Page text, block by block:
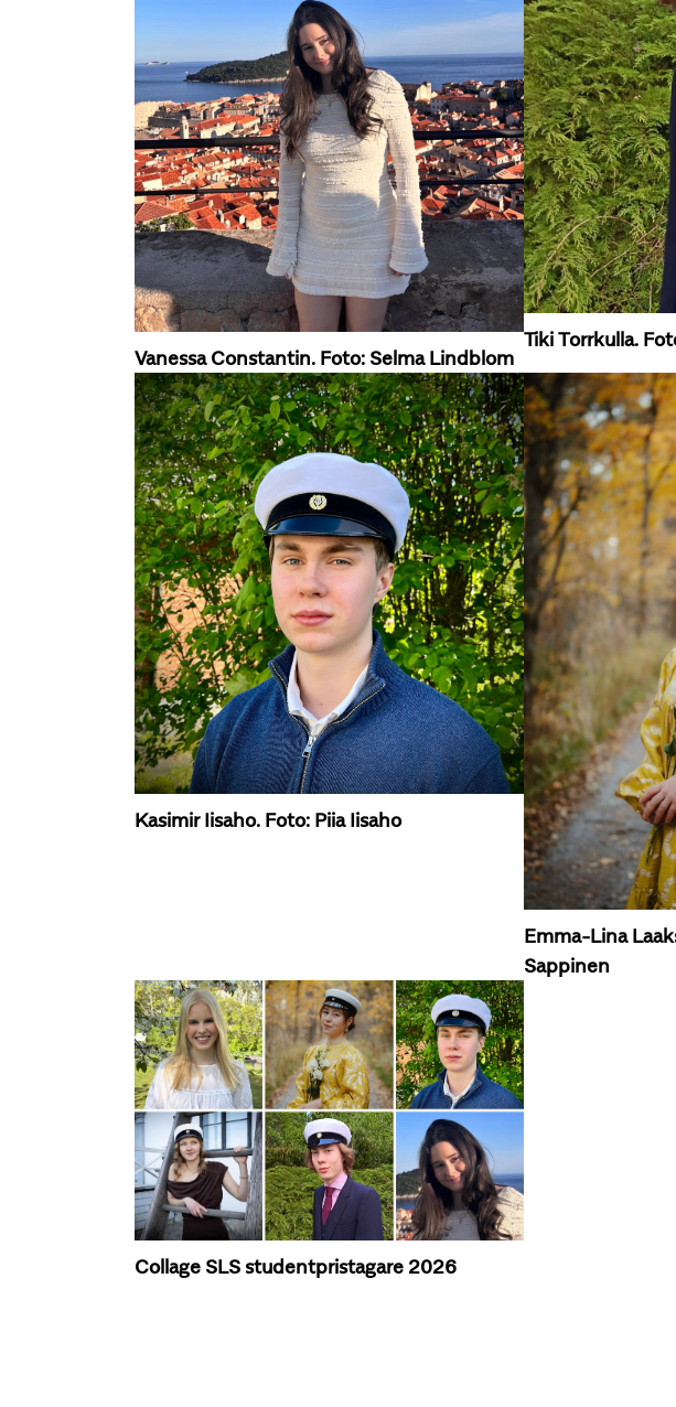
Vanessa Constantin. Foto: Selma Lindblom
Tiki Torrkulla.
Kasimir Iisaho. Foto: Piia Iisaho
Emma-Lina
Sappinen
Collage SLS studentpristagare 2026